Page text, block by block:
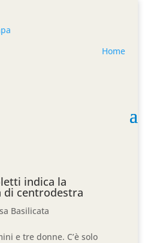
Home
indica la
di centrodestra
Basilicata
e tre donne. C’è solo